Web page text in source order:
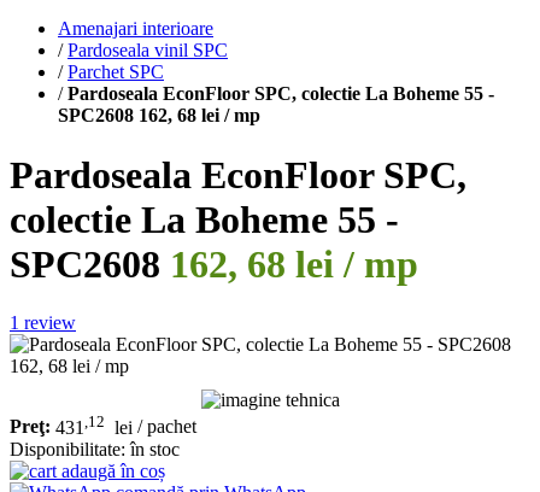
Amenajari interioare
/Pardoseala vinil SPC
/Parchet SPC
/Pardoseala EconFloor SPC, colectie La Boheme 55 -
SPC2608 162, 68 lei / mp
Pardoseala EconFloor SPC,
colectie La Boheme 55 -
SPC2608 162, 68 lei / mp
1 review
Preţ: 431 ,12 lei / pachet
Disponibilitate: în stoc
adaugă în coș